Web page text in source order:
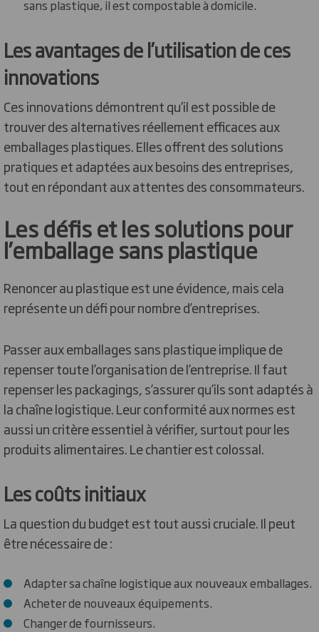
sans plastique, il est compostable à domicile.
Les avantages de l’utilisation de ces
innovations
Ces innovations démontrent qu’il est possible de
trouver des alternatives réellement efficaces aux
emballages plastiques. Elles offrent des solutions
pratiques et adaptées aux besoins des entreprises,
tout en répondant aux attentes des consommateurs.
Les défis et les solutions pour
l’emballage sans plastique
Renoncer au plastique est une évidence, mais cela
représente un défi pour nombre d’entreprises.
Passer aux emballages sans plastique implique de
repenser toute l’organisation de l’entreprise. Il faut
repenser les packagings, s’assurer qu’ils sont adaptés à
la chaîne logistique. Leur conformité aux normes est
aussi un critère essentiel à vérifier, surtout pour les
produits alimentaires. Le chantier est colossal.
Les coûts initiaux
La question du budget est tout aussi cruciale. Il peut
être nécessaire de :
Adapter sa chaîne logistique aux nouveaux emballages.
Acheter de nouveaux équipements.
Changer de fournisseurs.